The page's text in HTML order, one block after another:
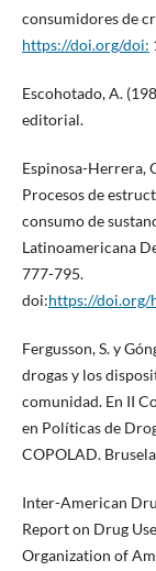
consumidores de
https://doi.org/doi:
Escohotado, A.
editorial.
Espinosa-Herrera,
Procesos de
consumo de
Latinoamericana
777-795.
doi:https://doi.org/
Fergusson, S. y
drogas y los
comunidad. En II
en Políticas de
COPOLAD.
Inter-American
Report on Drug
Organization of